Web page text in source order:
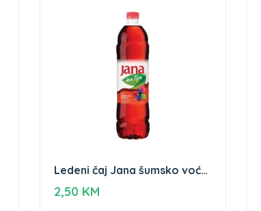
Ledeni čaj Jana šumsko voće
1,5L
2,50 KM